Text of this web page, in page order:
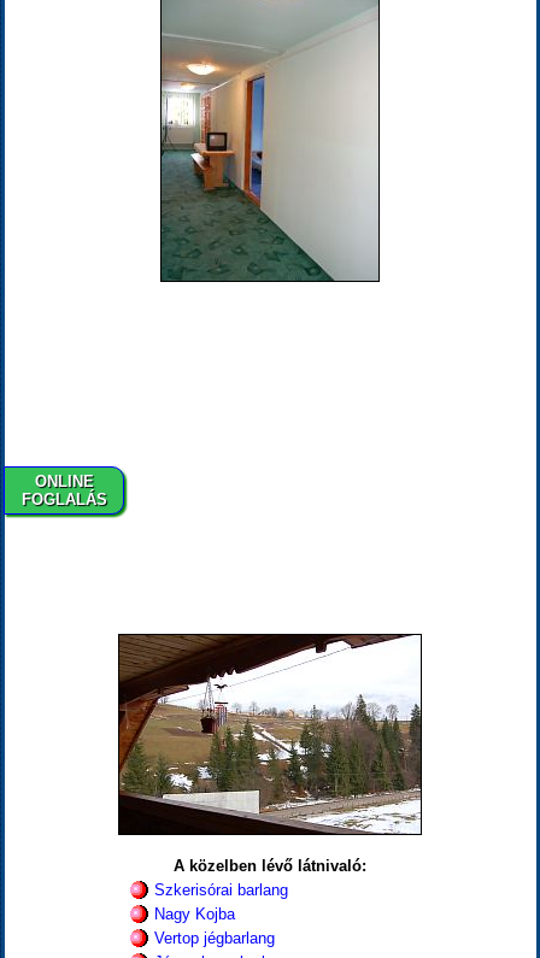
ONLINE
FOGLALÁS
A közelben lévő látnivaló:
Szkerisórai barlang
Nagy Kojba
Vertop jégbarlang